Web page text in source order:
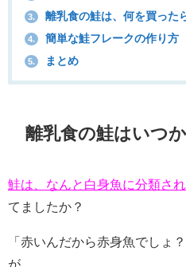
3. 離乳食の鮭は、何を買った
4. 簡単な鮭フレークの作り方
5. まとめ
離乳食の鮭はいつ
鮭は、なんと白身魚に分類さ
てましたか？
「赤いんだから赤身魚でしょ
が、